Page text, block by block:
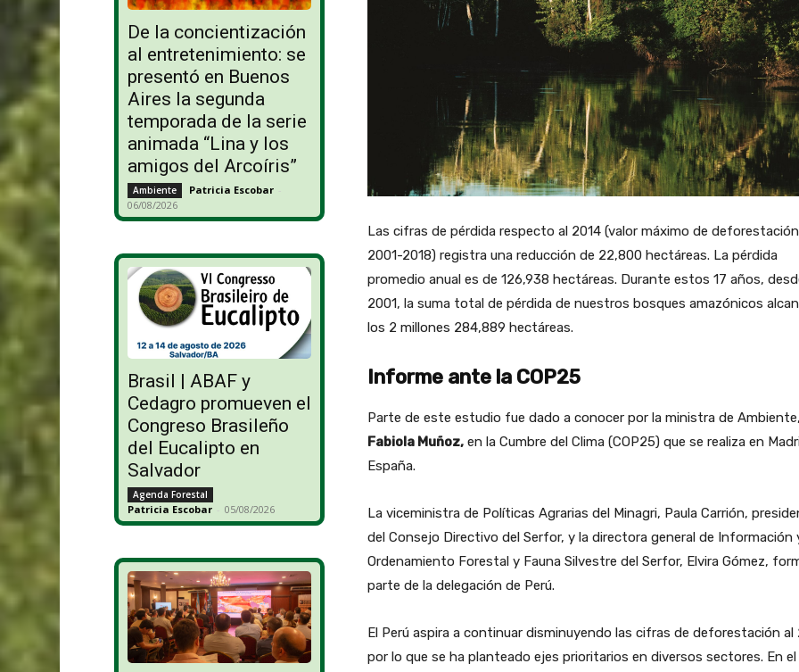
De la concientización
al entretenimiento: se
presentó en Buenos
Aires la segunda
temporada de la serie
animada “Lina y los
amigos del Arcoíris”
Ambiente Patricia Escobar -
06/08/2026
Brasil | ABAF y
Cedagro promueven el
Congreso Brasileño
del Eucalipto en
Salvador
Agenda Forestal
Patricia Escobar - 05/08/2026
Las cifras de pérdida respecto al 2014 (valor máximo de deforestación
2001-2018) registra una reducción de 22,800 hectáreas. La pérdida
promedio anual es de 126,938 hectáreas. Durante estos 17 años,
2001, la suma total de pérdida de nuestros bosques amazónicos
los 2 millones 284,889 hectáreas.
Informe ante la COP25
Parte de este estudio fue dado a conocer por la ministra de
Fabiola Muñoz,en la Cumbre del Clima (COP25) que se realiza en
España.
La viceministra de Políticas Agrarias del Minagri, Paula Carrión,
del Consejo Directivo del Serfor, y la directora general de Información
Ordenamiento Forestal y Fauna Silvestre del Serfor, Elvira Gómez,
parte de la delegación de Perú.
El Perú aspira a continuar disminuyendo las cifras de deforestación al
por lo que se ha planteado ejes prioritarios en diversos sectores. En